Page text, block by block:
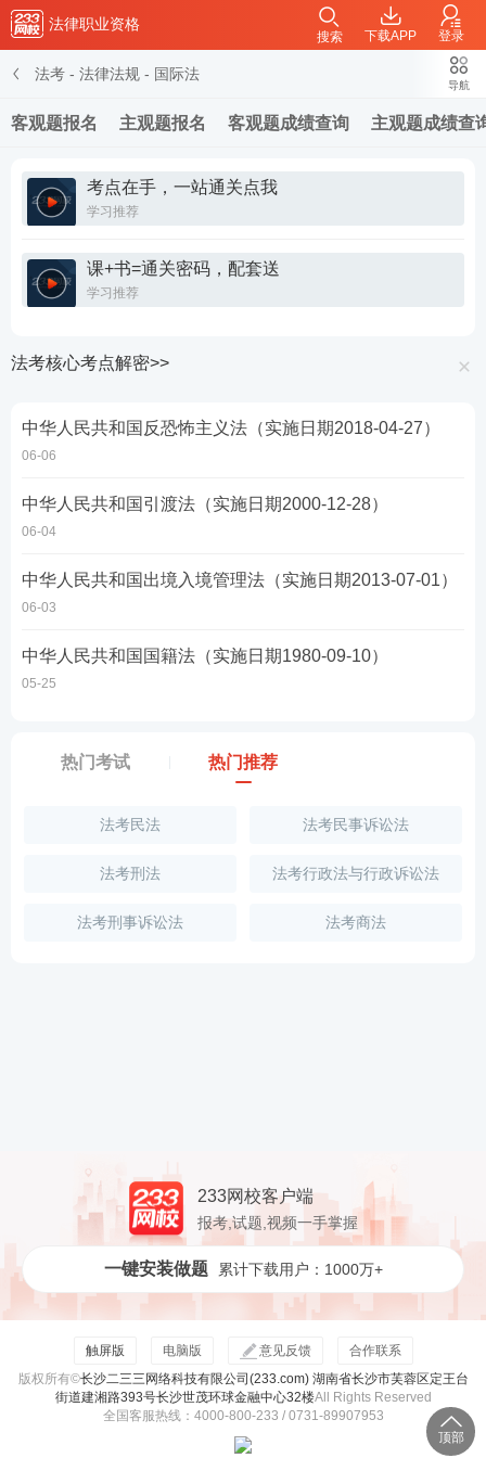
法律职业资格
下载APP 登录
搜索
法考 - 法律法规 - 国际法
客观题报名 主观题报名 客观题成绩查询 主观题成绩查
导航
考点在手，一站通关点我
学习推荐
课+书=通关密码，配套送
学习推荐
法考核心考点解密>>
中华人民共和国反恐怖主义法（实施日期2018-04-27）
06-06
中华人民共和国引渡法（实施日期2000-12-28）
06-04
中华人民共和国出境入境管理法（实施日期2013-07-01）
06-03
中华人民共和国国籍法（实施日期1980-09-10）
05-25
热门考试 热门推荐
法考民法 法考民事诉讼法
法考刑法 法考行政法与行政诉讼法
法考刑事诉讼法 法考商法
233网校客户端
报考,试题,视频一手掌握
一键安装做题 累计下载用户：1000万+
触屏版 电脑版 意见反馈
合作联系
版权所有©长沙二三三网络科技有限公司(233.com) 湖南省长沙市芙蓉区定王台
街道建湘路393号长沙世茂环球金融中心32楼All Rights Reserved
全国客服热线：4000-800-233 / 0731-89907953
顶部